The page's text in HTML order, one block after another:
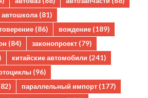
автошкола(81)
(86) вождение (189)
(84) законопроект (79)
китайские автомобили (241)
(96)
параллельный импорт (177)